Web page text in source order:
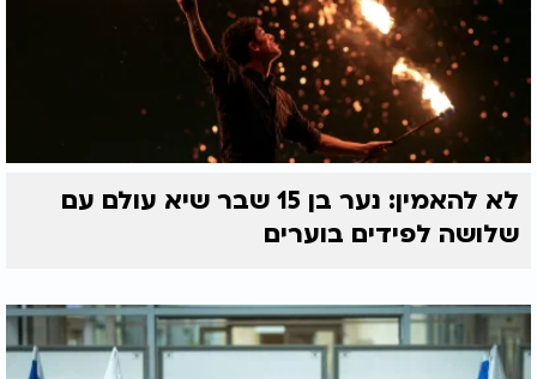
לא להאמין: נער בן 15 שבר שיא עולם עם
שלושה לפידים בוערים